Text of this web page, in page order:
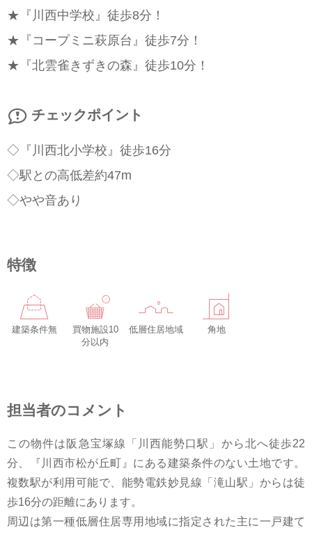
★『川西中学校』徒歩8分！
★『コープミニ萩原台』徒歩7分！
★『北雲雀きずきの森』徒歩10分！
チェックポイント
◇『川西北小学校』徒歩16分
◇駅との高低差約47m
◇やや音あり
特徴
建築条件無
買物施設10
分以内
低層住居地域 角地
担当者のコメント
この物件は阪急宝塚線「川西能勢口駅」から北へ徒歩22
分、『川西市松が丘町』にある建築条件のない土地です。
複数駅が利用可能で、能勢電鉄妙見線「滝山駅」からは徒
歩16分の距離にあります。
周辺は第一種低層住居専用地域に指定された主に一戸建て